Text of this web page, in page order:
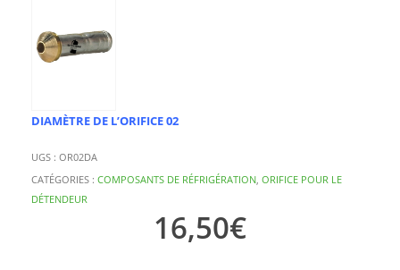
DIAMÈTRE DE L’ORIFICE 02
UGS : OR02DA
CATÉGORIES : COMPOSANTS DE RÉFRIGÉRATION, ORIFICE POUR LE
DÉTENDEUR
16,50€